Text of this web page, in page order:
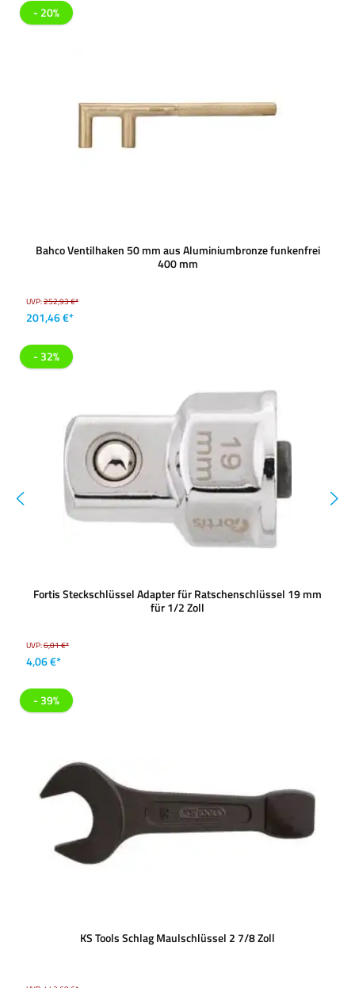
- 20%
Bahco Ventilhaken 50 mm aus Aluminiumbronze funkenfrei
400 mm
UVP:252,93 €*
201,46 €*
- 32%
Fortis Steckschlüssel Adapter für Ratschenschlüssel 19 mm
für 1/2 Zoll
UVP:6,01 €*
4,06 €*
- 39%
KS Tools Schlag Maulschlüssel 2 7/8 Zoll